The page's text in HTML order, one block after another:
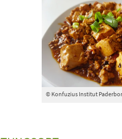
© Konfuzius Institut